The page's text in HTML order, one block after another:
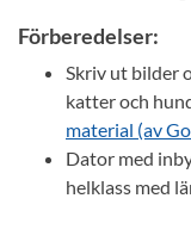
Förberedelser:
Skriv ut bilder
katter och
material (av
Dator med
helklass med